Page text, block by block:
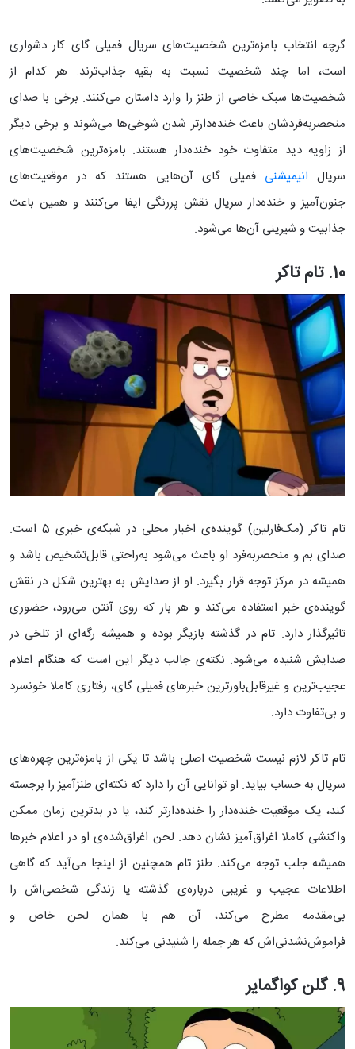
گرچه انتخاب بامزه‌ترین شخصیت‌های سریال فمیلی گای کار دشواری
است، اما چند شخصیت نسبت به بقیه جذاب‌ترند. هر کدام از
شخصیت‌ها سبک خاصی از طنز را وارد داستان می‌کنند. برخی با صدای
منحصربه‌فردشان باعث خنده‌دارتر شدن شوخی‌ها می‌شوند و برخی دیگر
از زاویه‌ دید متفاوت خود خنده‌دار هستند. بامزه‌ترین شخصیت‌های
سریال انیمیشنی فمیلی گای آن‌هایی هستند که در موقعیت‌های
جنون‌آمیز و خنده‌دار سریال نقش پررنگی ایفا می‌کنند و همین باعث
جذابیت و شیرینی آن‌ها می‌شود.
10. تام تاکر
تام تاکر (مک‌فارلین) گوینده‌ی اخبار محلی در شبکه‌ی خبری 5 است.
صدای بم و منحصربه‌فرد او باعث می‌شود به‌راحتی قابل‌تشخیص باشد و
همیشه در مرکز توجه قرار بگیرد. او از صدایش به بهترین شکل در نقش
گوینده‌ی خبر استفاده می‌کند و هر بار که روی آنتن می‌رود، حضوری
تاثیرگذار دارد. تام در گذشته بازیگر بوده و همیشه رگه‌ای از تلخی در
صدایش شنیده می‌شود. نکته‌ی جالب دیگر این است که هنگام اعلام
عجیب‌ترین و غیرقابل‌باورترین خبرهای فمیلی گای، رفتاری کاملا خونسرد
و بی‌تفاوت دارد.
تام تاکر لازم نیست شخصیت اصلی باشد تا یکی از بامزه‌ترین چهره‌های
سریال به حساب بیاید. او توانایی آن را دارد که نکته‌ای طنزآمیز را برجسته
کند، یک موقعیت خنده‌دار را خنده‌دارتر کند، یا در بدترین زمان ممکن
واکنشی کاملا اغراق‌آمیز نشان دهد. لحن اغراق‌شده‌ی او در اعلام خبرها
همیشه جلب توجه می‌کند. طنز تام همچنین از اینجا می‌آید که گاهی
اطلاعات عجیب و غریبی درباره‌ی گذشته یا زندگی شخصی‌اش را
بی‌مقدمه مطرح می‌کند، آن هم با همان لحن خاص و
فراموش‌نشدنی‌اش که هر جمله را شنیدنی می‌کند.
9. گلن کواگمایر